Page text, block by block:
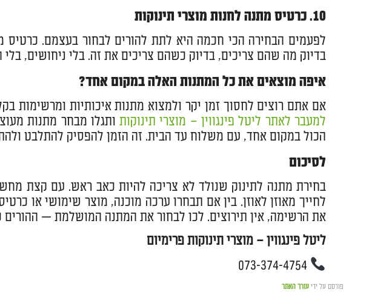
10. כרטיס מתנה לחנות מוצרי תינוקות
לפעמים הבחירה הכי חכמה היא לתת להורים לבחור בעצמם. כרטיס
בדיוק מה שהם צריכים, בדיוק כשהם צריכים את זה. בלי ניחושים, בלי
איפה מוצאים את כל המתנות האלה במקום אחד?
אם אתם רוצים לחסוך זמן יקר ולמצוא מתנות איכותיות ומרשימות
למעבר לאתר ליטל פינגווין – מוצרי תינוקותותגלו מבחר מתנות
הכול במקום אחד, עם משלוח עד הבית. זה הזמן להפסיק להתלבט
לסיכום
בחירת מתנה לתינוק שנולד לא צריכה להיות כאב ראש. עם קצת
לחייך מאוזן לאוזן. בין אם תבחרו ערכה מוכנה, מוצר שימושי או
את הרשימה, אין תירוצים. לכו לבחור את המתנה המושלמת — ההורים
ליטל פינגווין – מוצרי תינוקות פרימיום
073-374-4754
פורסם על ידי עורך האתר